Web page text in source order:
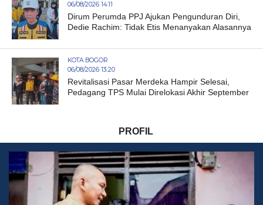
06/08/2026 14:11
Dirum Perumda PPJ Ajukan Pengunduran Diri,
Dedie Rachim: Tidak Etis Menanyakan Alasannya
KOTA BOGOR
06/08/2026 13:20
Revitalisasi Pasar Merdeka Hampir Selesai,
Pedagang TPS Mulai Direlokasi Akhir September
PROFIL